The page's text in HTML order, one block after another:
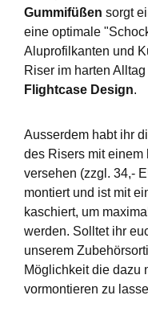
Gummifüßen sorgt
eine optimale
Aluprofilkanten und
Riser im harten
Flightcase Design.
Ausserdem habt ihr
des Risers mit
versehen (zzgl. 34,-
montiert und ist mit
kaschiert, um
werden. Solltet ihr
unserem
Möglichkeit die dazu
vormontieren zu